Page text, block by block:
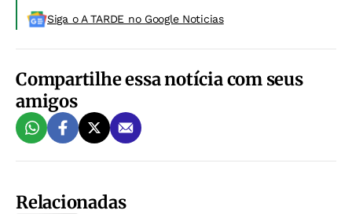
Siga o A TARDE no Google Noticias
Compartilhe essa notícia com seus
amigos
Relacionadas